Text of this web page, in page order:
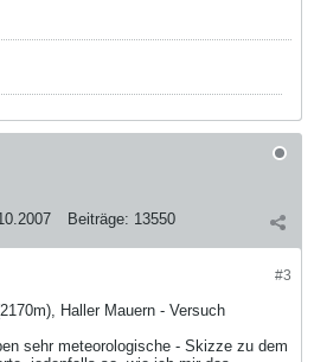
Beiträge: 13550
#3
Haller Mauern - Versuch
sehr meteorologische - Skizze zu dem